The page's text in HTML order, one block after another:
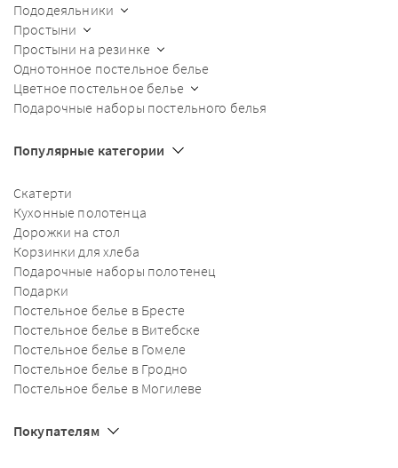
Пододеяльники
Простыни
Простыни на резинке
Однотонное постельное белье
Цветное постельное белье
Подарочные наборы постельного белья
Популярные категории
Скатерти
Кухонные полотенца
Дорожки на стол
Корзинки для хлеба
Подарочные наборы полотенец
Подарки
Постельное белье в Бресте
Постельное белье в Витебске
Постельное белье в Гомеле
Постельное белье в Гродно
Постельное белье в Могилеве
Покупателям